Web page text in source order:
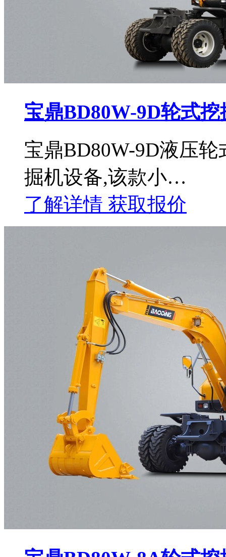
宝鼎BD80W-9D轮式挖
宝鼎BD80W-9D液压
掘机设备,该款小…
了解详情 获取报价